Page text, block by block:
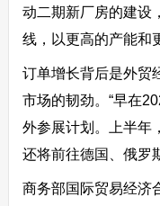
动二期新厂房的建设
线，以更高的产能和
订单增长背后是外贸
市场的韧劲。“早在
外参展计划。上半年
还将前往德国、俄罗
商务部国际贸易经济